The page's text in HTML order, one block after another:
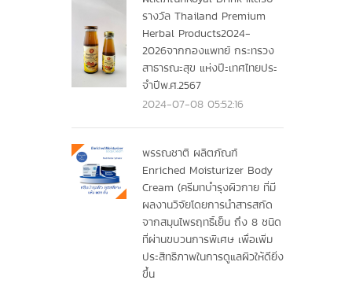
รางวัล Thailand Premium
Herbal Products2024-
2026จากกองแพทย์ กระทรวง
สาธารณะสุข แห่งปีะเทศไทยประ
จำปีพ.ศ.2567
2024-07-08 05:52:16
พรรณชาติ ผลิตภัณฑ์
Enriched Moisturizer Body
Cream (ครีมทบำรุงผิวกาย ที่มี
ผลงานวิจัยโดยการนำสารสกัด
จากสมุนไพรฤทธิ์เย็น ถึง 8 ชนิด
ที่ผ่านขบวนการพิเศษ เพื่อเพิ่ม
ประสิทธิภาพในการดูแลผิวให้ดียิ่ง
ขึ้น